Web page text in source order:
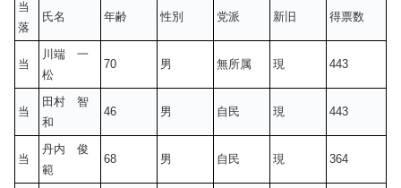
当
落
氏名 年齢 性別 党派 新旧 得票数
当
川端 一
松
70 男 無所属 現 443
当
田村 智
和
46 男 自民 現 443
当
丹内 俊
範
68 男 自民 現 364